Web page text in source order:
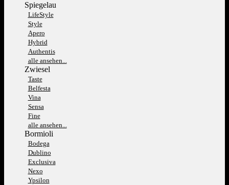
Spiegelau
LifeStyle
Style
Apero
Hybrid
Authentis
alle ansehen...
Zwiesel
Taste
Belfesta
Vina
Sensa
Fine
alle ansehen...
Bormioli
Bodega
Dublino
Exclusiva
Nexo
Ypsilon